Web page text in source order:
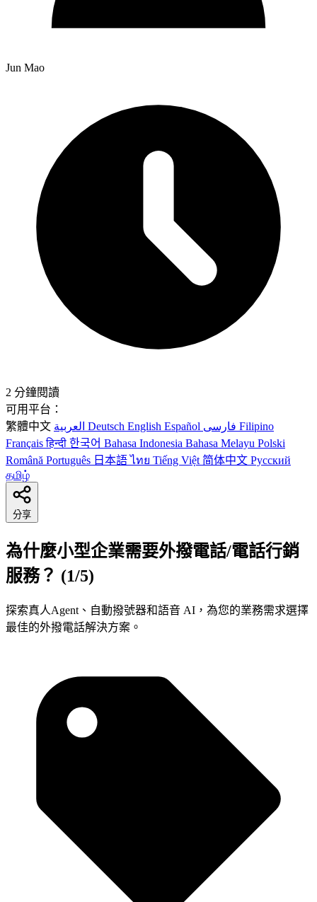
Jun Mao
2 分鐘閱讀
可用平台：
繁體中文
Deutsch English Español
Filipino
Françaisहिन्दी 한국어 Bahasa Indonesia Bahasa Melayu Polski
Română Português 日本語ไทย Tiếng Việt 简体中文 Русский
தமிழ்
分享
為什麼小型企業需要外撥電話/電話行銷
服務？ (1/5)
探索真人Agent、自動撥號器和語音 AI，為您的業務需求選擇
最佳的外撥電話解決方案。